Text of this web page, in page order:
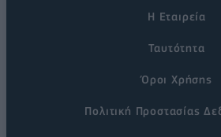
Η Εταιρεία
Ταυτότητα
Όροι Χρήσης
Πολιτική Προστασίας